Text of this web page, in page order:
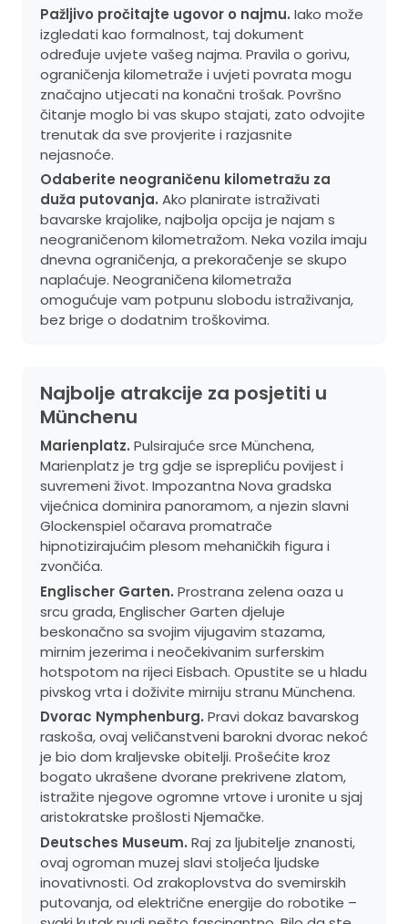
Pažljivo pročitajte ugovor o najmu. Iako može
izgledati kao formalnost, taj dokument
određuje uvjete vašeg najma. Pravila o gorivu,
ograničenja kilometraže i uvjeti povrata mogu
značajno utjecati na konačni trošak. Površno
čitanje moglo bi vas skupo stajati, zato odvojite
trenutak da sve provjerite i razjasnite
nejasnoće.
Odaberite neograničenu kilometražu za
duža putovanja. Ako planirate istraživati
bavarske krajolike, najbolja opcija je najam s
neograničenom kilometražom. Neka vozila imaju
dnevna ograničenja, a prekoračenje se skupo
naplaćuje. Neograničena kilometraža
omogućuje vam potpunu slobodu istraživanja,
bez brige o dodatnim troškovima.
Najbolje atrakcije za posjetiti u
Münchenu
Marienplatz. Pulsirajuće srce Münchena,
Marienplatz je trg gdje se isprepliću povijest i
suvremeni život. Impozantna Nova gradska
vijećnica dominira panoramom, a njezin slavni
Glockenspiel očarava promatrače
hipnotizirajućim plesom mehaničkih figura i
zvončića.
Englischer Garten. Prostrana zelena oaza u
srcu grada, Englischer Garten djeluje
beskonačno sa svojim vijugavim stazama,
mirnim jezerima i neočekivanim surferskim
hotspotom na rijeci Eisbach. Opustite se u hladu
pivskog vrta i doživite mirniju stranu Münchena.
Dvorac Nymphenburg. Pravi dokaz bavarskog
raskoša, ovaj veličanstveni barokni dvorac nekoć
je bio dom kraljevske obitelji. Prošećite kroz
bogato ukrašene dvorane prekrivene zlatom,
istražite njegove ogromne vrtove i uronite u sjaj
aristokratske prošlosti Njemačke.
Deutsches Museum. Raj za ljubitelje znanosti,
ovaj ogroman muzej slavi stoljeća ljudske
inovativnosti. Od zrakoplovstva do svemirskih
putovanja, od električne energije do robotike –